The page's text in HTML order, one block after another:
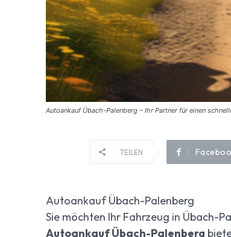
Autoankauf Übach-Palenberg – Ihr Partner für einen
TEILEN
Autoankauf Übach-Palenberg
Sie möchten Ihr Fahrzeug in Übach-
Autoankauf Übach-Palenberg